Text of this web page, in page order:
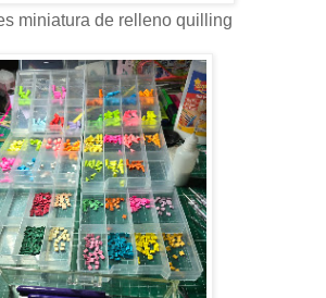
miniatura de relleno quilling